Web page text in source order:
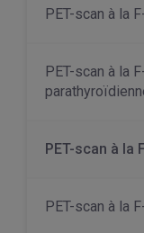
PET-scan à la
PET-scan à la
PET-scan à la
PET-scan à la